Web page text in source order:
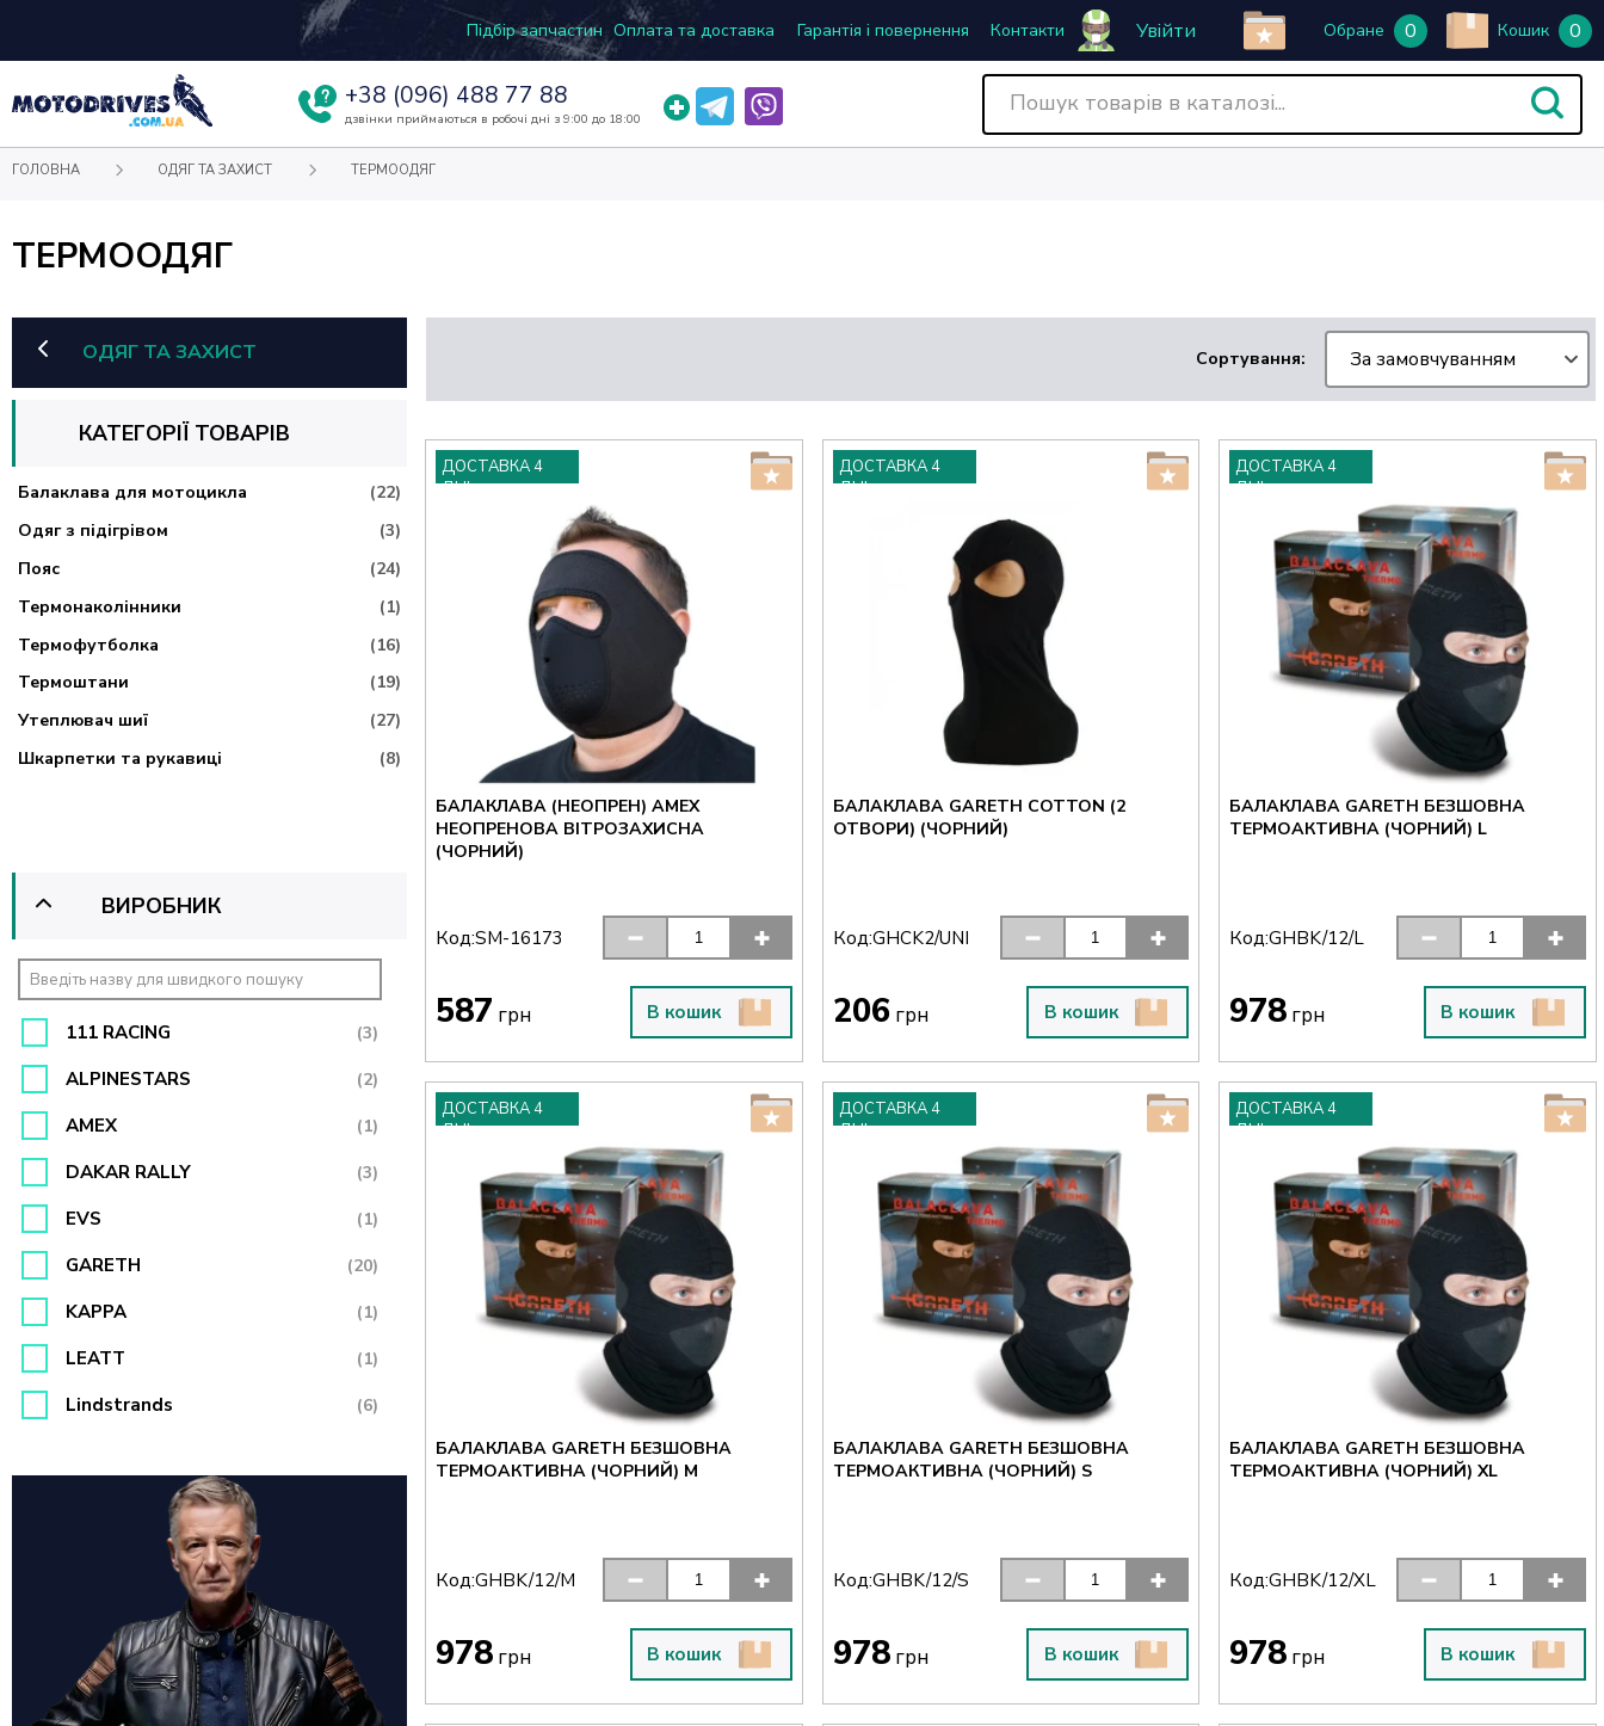
Підбір запчастин Оплата та доставка Гарантія і повернення Контакти Увійти Обране 0 Кошик 0
+38 (096) 488 77 88
дзвінки приймаються в робочі дні з 9:00 до 18:00
ГОЛОВНА ОДЯГ ТА ЗАХИСТ ТЕРМООДЯГ
ТЕРМООДЯГ
ОДЯГ ТА ЗАХИСТ
КАТЕГОРІЇ ТОВАРІВ
Балаклава для мотоцикла
(22)
Одяг з підігрівом
(3)
Пояс
(24)
Термонаколінники
(1)
Термофутболка
(16)
Термоштани
(19)
Утеплювач шиї
(27)
Шкарпетки та рукавиці
(8)
ВИРОБНИК
111 RACING (3)
ALPINESTARS (2)
AMEX (1)
DAKAR RALLY (3)
EVS (1)
GARETH (20)
KAPPA (1)
LEATT (1)
Lindstrands (6)
WOOLONA
Сортування: За замовчуванням
ДОСТАВКА 4
ДНІ
БАЛАКЛАВА (НЕОПРЕН) AMEX
НЕОПРЕНОВА ВІТРОЗАХИСНА
(ЧОРНИЙ)
Код:SM-16173
587 грн В кошик
ДОСТАВКА 4
ДНІ
БАЛАКЛАВА GARETH COTTON (2
ОТВОРИ) (ЧОРНИЙ)
Код:GHCK2/UNI
206 грн В кошик
ДОСТАВКА 4
ДНІ
БАЛАКЛАВА GARETH БЕЗШОВНА
ТЕРМОАКТИВНА (ЧОРНИЙ) L
Код:GHBK/12/L
978 грн В кошик
ДОСТАВКА 4
ДНІ
БАЛАКЛАВА GARETH БЕЗШОВНА
ТЕРМОАКТИВНА (ЧОРНИЙ) M
Код:GHBK/12/M
978 грн В кошик
ДОСТАВКА 4
ДНІ
БАЛАКЛАВА GARETH БЕЗШОВНА
ТЕРМОАКТИВНА (ЧОРНИЙ) S
Код:GHBK/12/S
978грн В кошик
ДОСТАВКА 4
ДНІ
БАЛАКЛАВА GARETH БЕЗШОВНА
ТЕРМОАКТИВНА (ЧОРНИЙ) XL
Код:GHBK/12/XL
978 грн В кошик